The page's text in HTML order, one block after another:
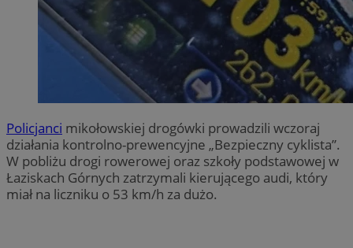
Policjanci mikołowskiej drogówki prowadzili wczoraj
działania kontrolno-prewencyjne „Bezpieczny cyklista”.
W pobliżu drogi rowerowej oraz szkoły podstawowej w
Łaziskach Górnych zatrzymali kierującego audi, który
miał na liczniku o 53 km/h za dużo.